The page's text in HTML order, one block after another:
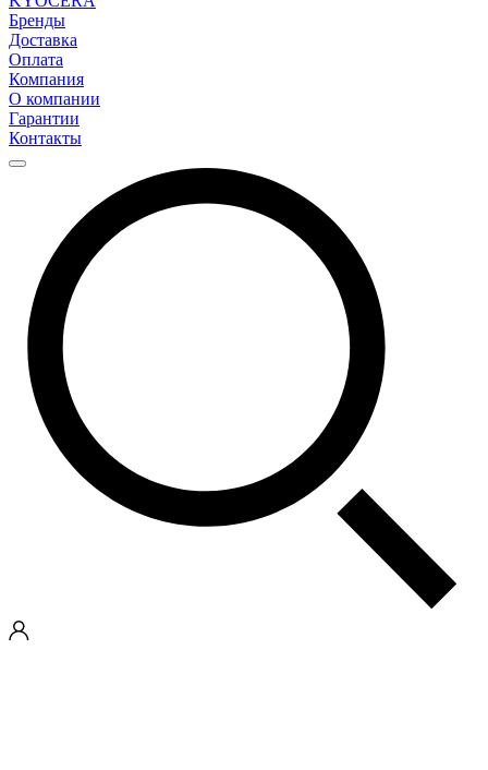
Бренды
Доставка
Оплата
Компания
О компании
Гарантии
Контакты